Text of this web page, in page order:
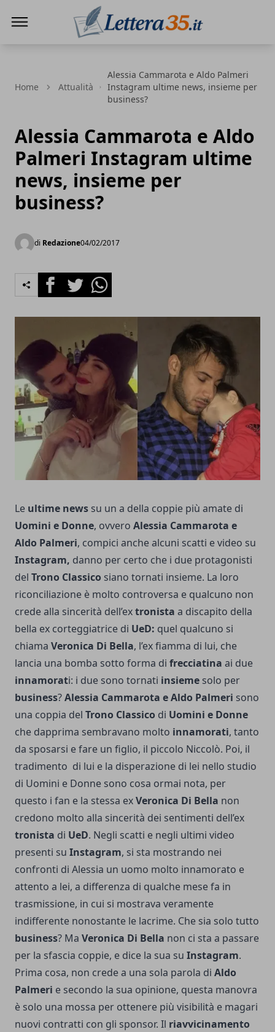
Home Attualità
Alessia Cammarota e Aldo Palmeri
Instagram ultime news, insieme per
business?
Alessia Cammarota e Aldo
Palmeri Instagram ultime
news, insieme per
business?
di Redazione04/02/2017
FacebookTwitterWhatsapp
Le ultime news su un a della coppie più amate di
Uomini e Donne, ovvero Alessia Cammarota e
Aldo Palmeri, compici anche alcuni scatti e video su
Instagram, danno per certo che i due protagonisti
del Trono Classico siano tornati insieme. La loro
riconciliazione è molto controversa e qualcuno non
crede alla sincerità dell’extronista a discapito della
bella ex corteggiatrice di UeD: quel qualcuno si
chiama Veronica Di Bella, l’ex fiamma di lui, che
lancia una bomba sotto forma di frecciatina ai due
innamorati: i due sono tornati insieme solo per
business?Alessia Cammarota e Aldo Palmeri sono
una coppia del Trono Classico di Uomini e Donne
che dapprima sembravano molto innamorati, tanto
da sposarsi e fare un figlio, il piccolo Niccolò. Poi, il
tradimento di lui e la disperazione di lei nello studio
di Uomini e Donne sono cosa ormai nota, per
questo i fan e la stessa exVeronica Di Bella non
credono molto alla sincerità dei sentimenti dell’ex
tronista di UeD. Negli scatti e negli ultimi video
presenti su Instagram, si sta mostrando nei
confronti di Alessia un uomo molto innamorato e
attento a lei, a differenza di qualche mese fa in
trasmissione, in cui si mostrava veramente
indifferente nonostante le lacrime. Che sia solo tutto
business? Ma Veronica Di Bella non ci sta a passare
per la sfascia coppie, e dice la sua su Instagram.
Prima cosa, non crede a una sola parola di Aldo
Palmeri e secondo la sua opinione, questa manovra
è solo una mossa per ottenere più visibilità e magari
nuovi contratti con gli sponsor. Il riavvicinamento